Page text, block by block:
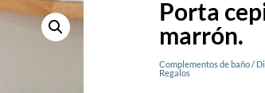
Porta
marrón.
Complementos de baño/
Regalos